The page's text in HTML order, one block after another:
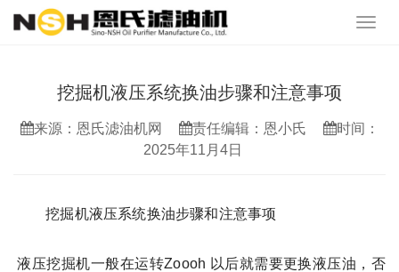
挖掘机液压系统换油步骤和注意事项
来源：恩氏滤油机网 责任编辑：恩小氏
时间：
2025年11月4日
挖掘机液压系统换油步骤和注意事项
液压挖掘机一般在运转Zoooh 以后就需要更换液压油，否